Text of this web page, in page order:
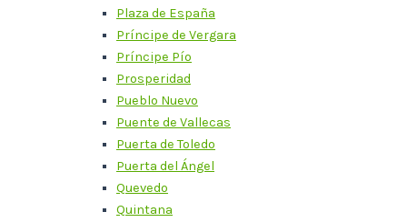
Plaza de España
Príncipe de Vergara
Príncipe Pío
Prosperidad
Pueblo Nuevo
Puente de Vallecas
Puerta de Toledo
Puerta del Ángel
Quevedo
Quintana